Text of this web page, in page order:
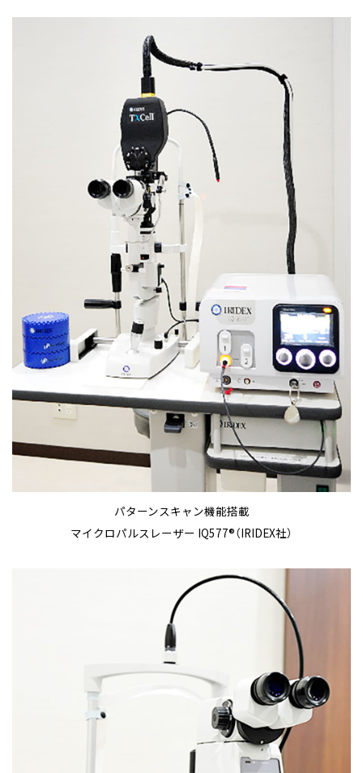
パターンスキャン機能搭載
マイクロパルスレーザー IQ577®（IRIDEX社）